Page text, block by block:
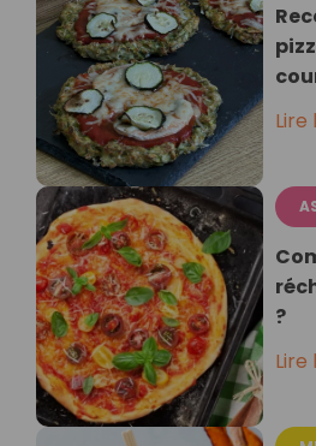
Lire
?
Lire